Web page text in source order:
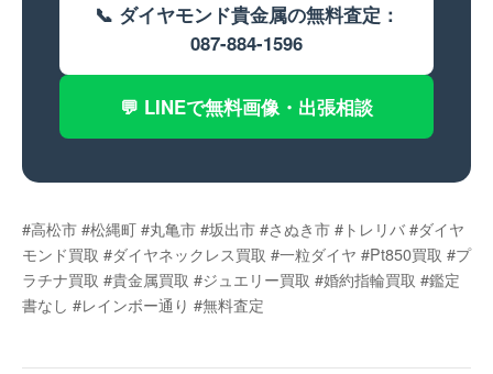
📞 ダイヤモンド貴金属の無料査定：
087-884-1596
💬 LINEで無料画像・出張相談
#高松市 #松縄町 #丸亀市 #坂出市 #さぬき市 #トレリバ #ダイヤ
モンド買取 #ダイヤネックレス買取 #一粒ダイヤ #Pt850買取 #プ
ラチナ買取 #貴金属買取 #ジュエリー買取 #婚約指輪買取 #鑑定
書なし #レインボー通り #無料査定